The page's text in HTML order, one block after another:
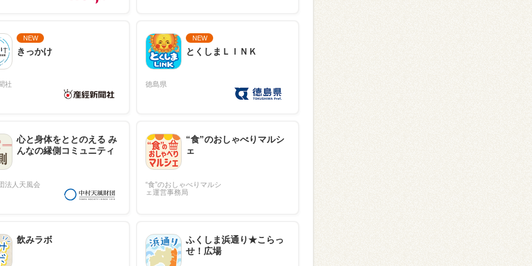
NEW
きっかけ
NEW
とくしまＬＩＮＫ
心と身体をととのえる み
んなの縁側コミュニティ
“食”のおしゃべりマルシ
ェ
飲みラボ
ふくしま浜通り★こらっ
せ！広場